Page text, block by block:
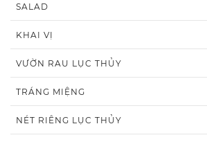
SALAD
KHAI VỊ
VƯỜN RAU LỤC THỦY
TRÁNG MIỆNG
NÉT RIÊNG LỤC THỦY